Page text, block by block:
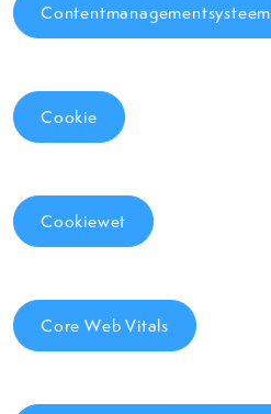
Contentmanagementsysteem
Cookie
Cookiewet
Core Web Vitals